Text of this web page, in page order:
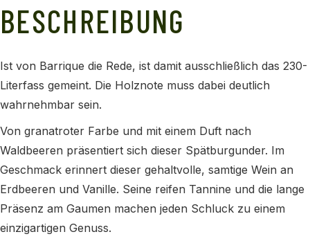
BESCHREIBUNG
Ist von Barrique die Rede, ist damit ausschließlich das 230-
Literfass gemeint. Die Holznote muss dabei deutlich
wahrnehmbar sein.
Von granatroter Farbe und mit einem Duft nach
Waldbeeren präsentiert sich dieser Spätburgunder. Im
Geschmack erinnert dieser gehaltvolle, samtige Wein an
Erdbeeren und Vanille. Seine reifen Tannine und die lange
Präsenz am Gaumen machen jeden Schluck zu einem
einzigartigen Genuss.